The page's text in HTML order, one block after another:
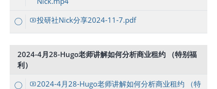
投研社Nick分享2024-11-7.pdf
2024-4月28-Hugo老师讲解如何分析商业租约 （特别福
利）
2024-4月28-Hugo老师讲解如何分析商业租约 （特